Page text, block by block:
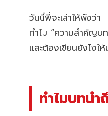
วันนี้พี่จะเล่าให้ฟังว่า
ทำไม “ความสำคัญบ
และต้องเขียนยังไงใ
ทำไมบทน